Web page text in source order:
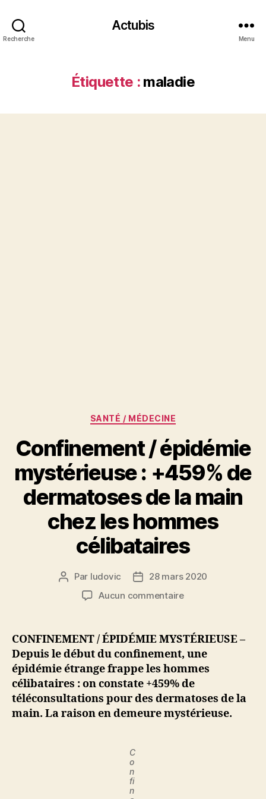
Recherche
Actubis
Menu
Étiquette : maladie
Catégories
SANTÉ / MÉDECINE
Confinement / épidémie
mystérieuse : +459% de
dermatoses de la main
chez les hommes
célibataires
Auteur
l’article
Par ludovic
Date28 mars 2020
Aucun commentairesur
épidémie
:
+459%
de
dermatoses
de
CONFINEMENT / ÉPIDÉMIE MYSTÉRIEUSE –
Depuis le début du confinement, une
épidémie étrange frappe les hommes
célibataires : on constate +459% de
téléconsultations pour des dermatoses de la
main. La raison en demeure mystérieuse.
C
o
n
fi
n